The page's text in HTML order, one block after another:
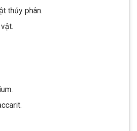
thủy phân.